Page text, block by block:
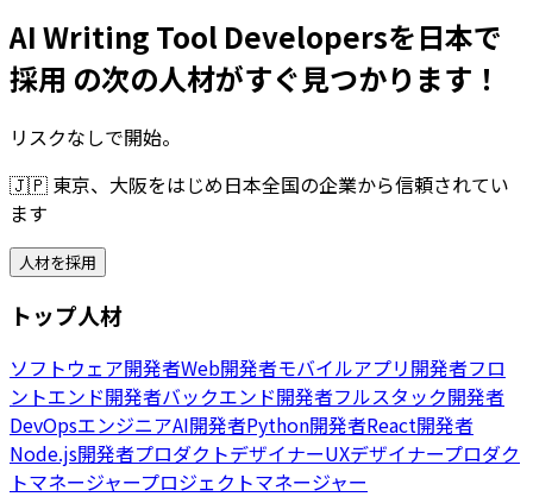
AI Writing Tool Developersを日本で
採用 の次の人材がすぐ見つかります！
リスクなしで開始。
🇯🇵 東京、大阪をはじめ日本全国の企業から信頼されてい
ます
人材を採用
トップ人材
ソフトウェア開発者Web開発者モバイルアプリ開発者フロ
ントエンド開発者バックエンド開発者フルスタック開発者
DevOpsエンジニアAI開発者Python開発者React開発者
Node.js開発者プロダクトデザイナーUXデザイナープロダク
トマネージャープロジェクトマネージャー